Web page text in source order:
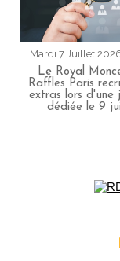
Mardi 7 Juillet
Le Royal
Raffles Paris
extras lors d'une
dédiée le 9